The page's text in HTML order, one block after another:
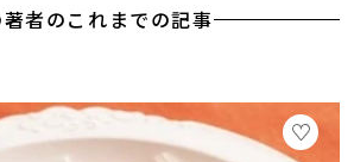
著者のこれまでの記事